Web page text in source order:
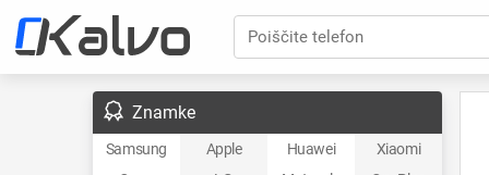
Poiščite telefon
Znamke
Samsung Apple Huawei
Xiaomi